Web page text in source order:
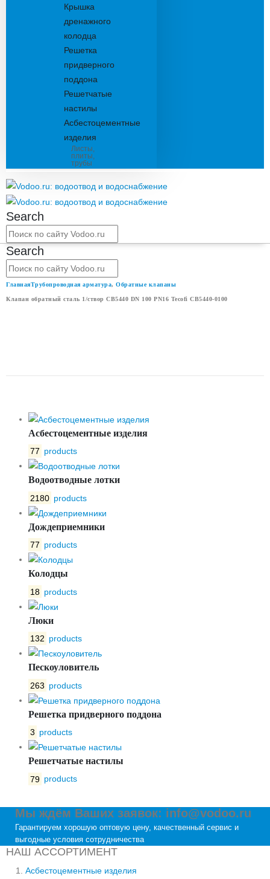
Крышка
дренажного
колодца
Решетка
придверного
поддона
Решетчатые
настилы
Асбестоцементные
изделия
Листы,
плиты,
трубы
Search
Search
ГлавнаяТрубопроводная арматура, Обратные клапаны
Клапан обратный сталь 1/створ CB5440 DN 100 PN16 Tecofi CB5440-0100
Асбестоцементные изделия
77 products
Водоотводные лотки
2180 products
Дождеприемники
77 products
Колодцы
18 products
Люки
132 products
Пескоуловитель
263 products
Решетка придверного поддона
3 products
Решетчатые настилы
79 products
Мы ждём Ваших заявок: info@vodoo.ru
Гарантируем хорошую оптовую цену, качественный сервис и
выгодные условия сотрудничества
НАШ АССОРТИМЕНТ
Асбестоцементные изделия